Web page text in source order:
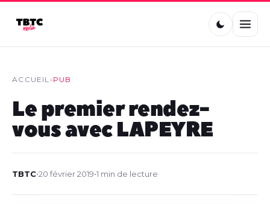
ACCUEIL› PUB
Le premier rendez-
vous avec LAPEYRE
TBTC•20 février 2019•1 min de lecture